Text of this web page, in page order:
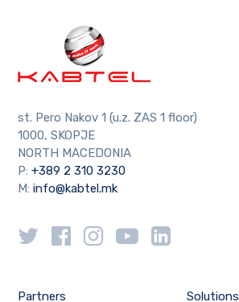
st. Pero Nakov 1 (u.z. ZAS 1 floor)
1000, SKOPJE
NORTH MACEDONIA
P: +389 2 310 3230
M:info@kabtel.mk
Partners Solutions